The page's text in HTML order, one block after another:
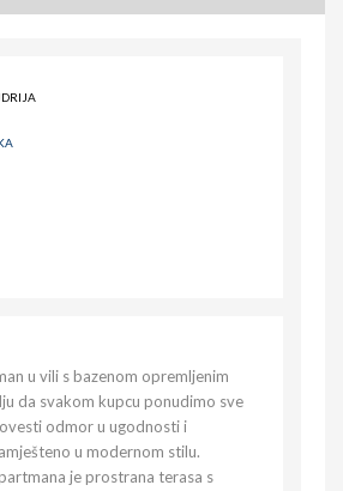
u vili s bazenom opremljenim
da svakom kupcu ponudimo sve
odmor u ugodnosti i
u modernom stilu.
je prostrana terasa s